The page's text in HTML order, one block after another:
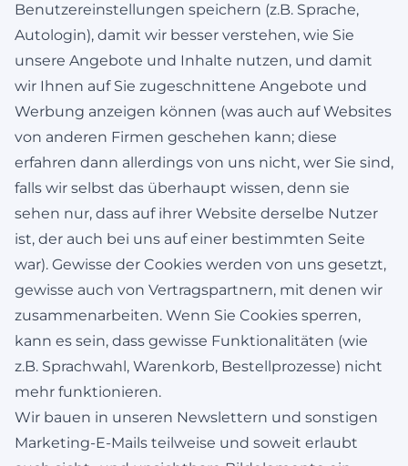
Benutzereinstellungen speichern (z.B. Sprache,
Autologin), damit wir besser verstehen, wie Sie
unsere Angebote und Inhalte nutzen, und damit
wir Ihnen auf Sie zugeschnittene Angebote und
Werbung anzeigen können (was auch auf Websites
von anderen Firmen geschehen kann; diese
erfahren dann allerdings von uns nicht, wer Sie sind,
falls wir selbst das überhaupt wissen, denn sie
sehen nur, dass auf ihrer Website derselbe Nutzer
ist, der auch bei uns auf einer bestimmten Seite
war). Gewisse der Cookies werden von uns gesetzt,
gewisse auch von Vertragspartnern, mit denen wir
zusammenarbeiten. Wenn Sie Cookies sperren,
kann es sein, dass gewisse Funktionalitäten (wie
z.B. Sprachwahl, Warenkorb, Bestellprozesse) nicht
mehr funktionieren.
Wir bauen in unseren Newslettern und sonstigen
Marketing-E-Mails teilweise und soweit erlaubt